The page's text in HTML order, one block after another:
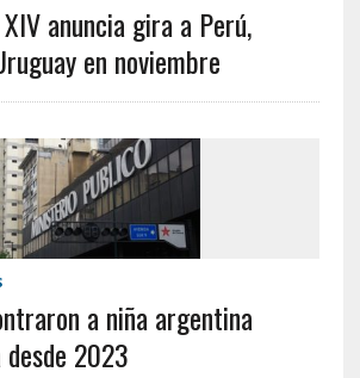
anuncia gira a Perú,
en noviembre
a niña argentina
2023